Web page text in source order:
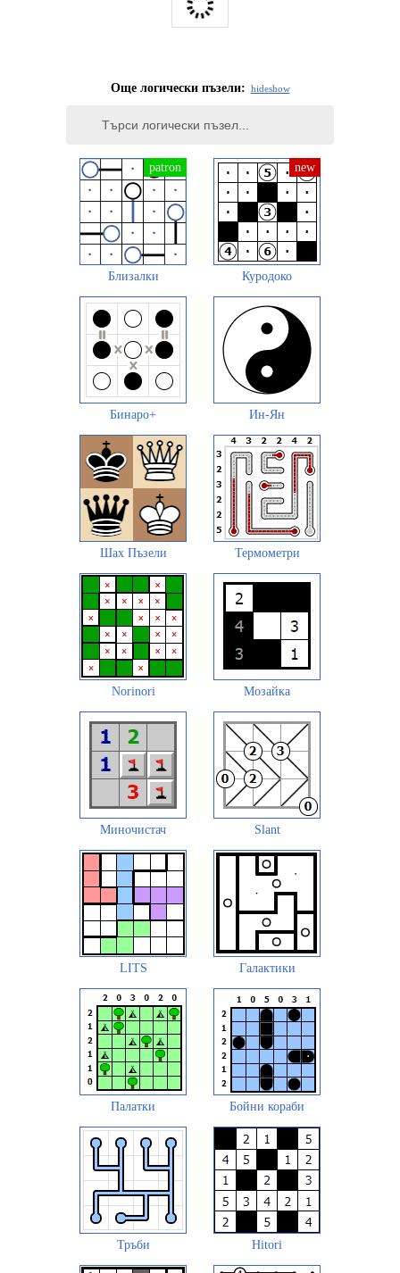
Още логически пъзели: hideshow
Близалки Куродоко
Бинаро+ Ин-Ян
Шах Пъзели Термометри
Norinori Мозайка
Миночистач Slant
LITS Галактики
Палатки Бойни кораби
Тръби Hitori